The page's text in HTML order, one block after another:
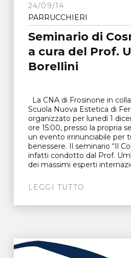
24/09/14
PARRUCCHIERI
Seminario di
a cura del Prof.
Borellini
La CNA di Frosinone in
Scuola Nuova Estetica di
organizzato per lunedì 1
ore 15:00, presso la propria
un evento irrinunciabile per
benessere. Il seminario “Il
infatti condotto dal Prof.
dei massimi esperti
LEGGI TUTTO